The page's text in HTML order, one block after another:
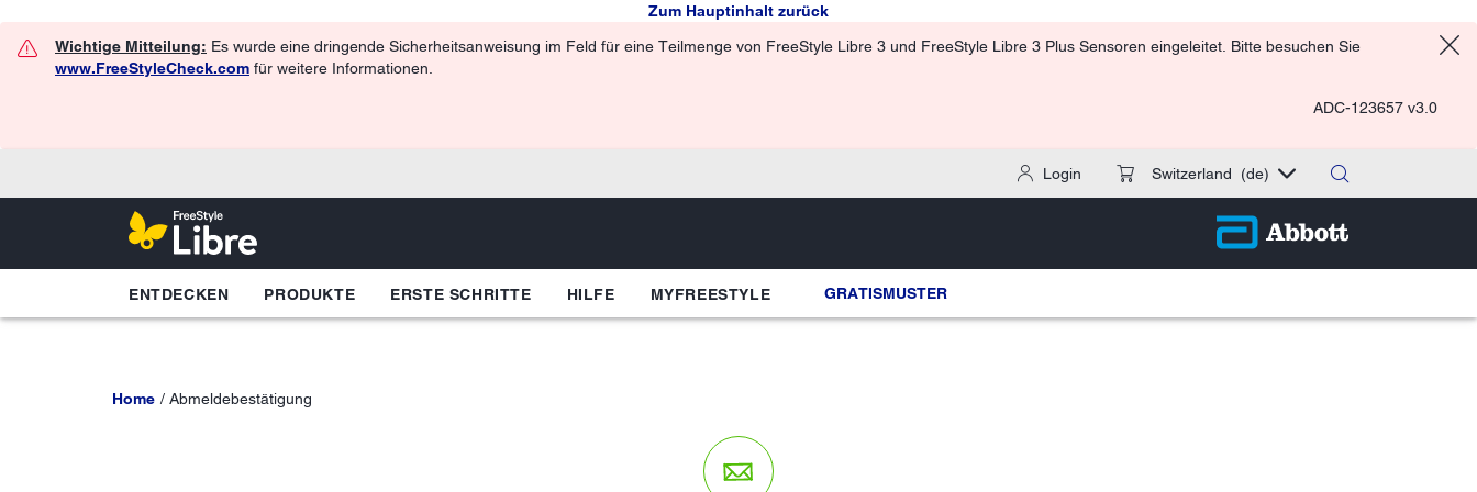
Zum Hauptinhalt zurück
Wichtige Mitteilung: Es wurde eine dringende Sicherheitsanweisung im Feld für eine Teilmenge von FreeStyle Libre 3 und FreeStyle Libre 3 Plus Sensoren eingeleitet. Bitte besuchen Sie
www.FreeStyleCheck.com für weitere Informationen.
ADC-123657 v3.0
Login Switzerland (de)
ENTDECKEN PRODUKTE ERSTE SCHRITTE HILFE MYFREESTYLE GRATISMUSTER
Home Abmeldebestätigung